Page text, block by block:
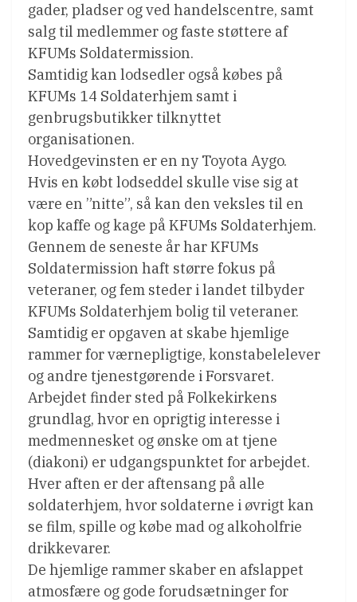
gader, pladser og ved handelscentre, samt
salg til medlemmer og faste støttere af
KFUMs Soldatermission.
Samtidig kan lodsedler også købes på
KFUMs 14 Soldaterhjem samt i
genbrugsbutikker tilknyttet
organisationen.
Hovedgevinsten er en ny Toyota Aygo.
Hvis en købt lodseddel skulle vise sig at
være en ”nitte”, så kan den veksles til en
kop kaffe og kage på KFUMs Soldaterhjem.
Gennem de seneste år har KFUMs
Soldatermission haft større fokus på
veteraner, og fem steder i landet tilbyder
KFUMs Soldaterhjem bolig til veteraner.
Samtidig er opgaven at skabe hjemlige
rammer for værnepligtige, konstabelelever
og andre tjenestgørende i Forsvaret.
Arbejdet finder sted på Folkekirkens
grundlag, hvor en oprigtig interesse i
medmennesket og ønske om at tjene
(diakoni) er udgangspunktet for arbejdet.
Hver aften er der aftensang på alle
soldaterhjem, hvor soldaterne i øvrigt kan
se film, spille og købe mad og alkoholfrie
drikkevarer.
De hjemlige rammer skaber en afslappet
atmosfære og gode forudsætninger for